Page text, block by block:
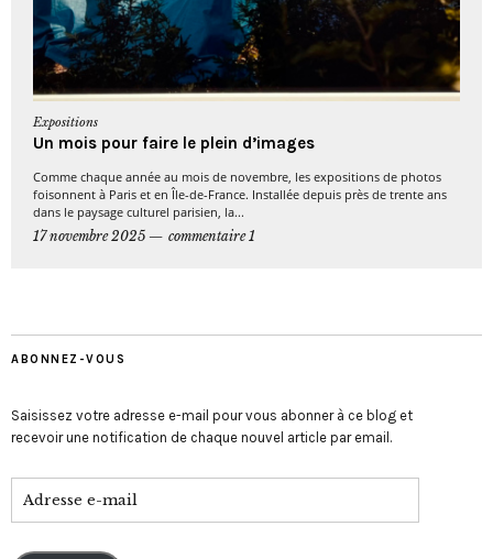
Expositions
Un mois pour faire le plein d’images
Comme chaque année au mois de novembre, les expositions de photos
foisonnent à Paris et en Île-de-France. Installée depuis près de trente ans
dans le paysage culturel parisien, la...
17 novembre 2025
commentaire 1
ABONNEZ-VOUS
Saisissez votre adresse e-mail pour vous abonner à ce blog et
recevoir une notification de chaque nouvel article par email.